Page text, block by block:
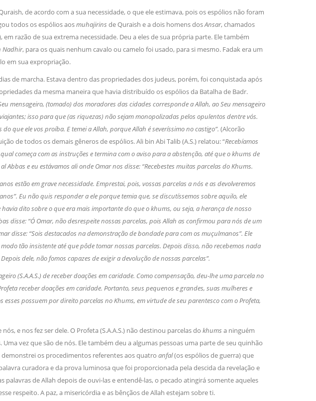
de acordo com a sua necessidade, o que ele estimava, pois os espólios não foram
todos os espólios aosmuhajirins de Quraish e a dois homens dosAnsar, chamados
razão de sua extrema necessidade. Deu a eles de sua própria parte. Ele também
Nadhir, para os quais nenhum cavalo ou camelo foi usado, para si mesmo. Fadak era um
em sua expropriação.
de marcha. Estava dentro das propriedades dos judeus, porém, foi conquistada após
da mesma maneira que havia distribuído os espólios da Batalha de Badr.
mensageiro, (tomado) dos moradores das cidades corresponde a Allah, ao Seu mensageiro
isso para que (as riquezas) não sejam monopolizadas pelos opulentos dentre vós.
que ele vos proíba. E temei a Allah, porque Allah é severíssimo no castigo”. (Alcorão
de todos os demais gêneros de espólios. Ali bin Abi Talib (A.S.) relatou: “Recebíamos
começa com as instruções e termina com o aviso para a abstenção, até que o khums de
e eu estávamos ali onde Omar nos disse: “Recebestes muitas parcelas do Khums.
estão em grave necessidade. Emprestai, pois, vossas parcelas a nós e as devolveremos
Eu não quis responder a ele porque temia que, se discutíssemos sobre aquilo, ele
dito sobre o que era mais importante do que o khums, ou seja, a herança de nosso
disse: “Ó Omar, não desrespeite nossas parcelas, pois Allah as confirmou para nós de um
disse: “Sois destacados na demonstração de bondade para com os muçulmanos”. Ele
tão insistente até que pôde tomar nossas parcelas. Depois disso, não recebemos nada
dele, não fomos capazes de exigir a devolução de nossas parcelas”.
(S.A.A.S.) de receber doações em caridade. Como compensação, deu-lhe uma parcela no
receber doações em caridade. Portanto, seus pequenos e grandes, suas mulheres e
possuem por direito parcelas no Khums, em virtude de seu parentesco com o Profeta,
e nos fez ser dele. O Profeta (S.A.A.S.) não destinou parcelas do khums a ninguém
Uma vez que são de nós. Ele também deu a algumas pessoas uma parte de seu quinhão
os procedimentos referentes aos quatro anfal(os espólios de guerra) que
curadora e da prova luminosa que foi proporcionada pela descida da revelação e
palavras de Allah depois de ouvi-las e entendê-las, o pecado atingirá somente aqueles
respeito. A paz, a misericórdia e as bênçãos de Allah estejam sobre ti.